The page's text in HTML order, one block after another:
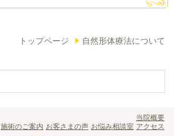
トップページ 自然形体療法について
施術のご案内 お客さまの声 お悩み相談室
当院概要
アクセス